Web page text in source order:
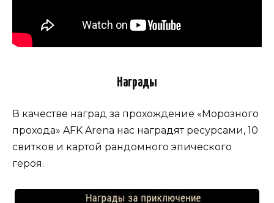
Награды
В качестве наград за прохождение «Морозного
прохода» AFK Arena нас наградят ресурсами, 10
свитков и картой рандомного эпического
героя.